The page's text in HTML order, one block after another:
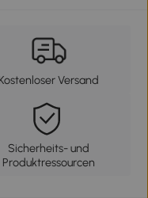
Kostenloser Versand
Sicherheits- und
Produktressourcen